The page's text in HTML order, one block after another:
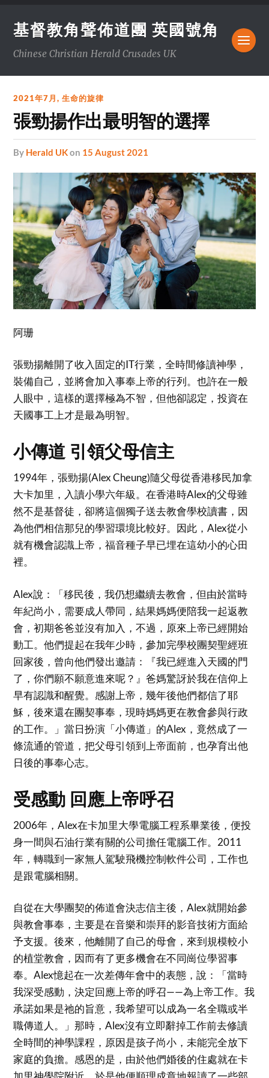
基督教角聲佈道團 英國號角
Chinese Christian Herald Crusades UK
2021年7月,生命的旋律
張勁揚作出最明智的選擇
by Herald UKon 15 August 2021
阿珊
張勁揚離開了收入固定的IT行業，全時間修讀神學，
裝備自己，並將會加入事奉上帝的行列。也許在一般
人眼中，這樣的選擇極為不智，但他卻認定，投資在
天國事工上才是最為明智。
小傳道 引領父母信主
1994年，張勁揚(Alex Cheung)隨父母從香港移民加拿
大卡加里，入讀小學六年級。在香港時Alex的父母雖
然不是基督徒，卻將這個獨子送去教會學校讀書，因
為他們相信那兒的學習環境比較好。因此，Alex從小
就有機會認識上帝，福音種子早已埋在這幼小的心田
裡。
Alex說：「移民後，我仍想繼續去教會，但由於當時
年紀尚小，需要成人帶同，結果媽媽便陪我一起返教
會，初期爸爸並沒有加入，不過，原來上帝已經開始
動工。他們提起在我年少時，參加完學校團契聖經班
回家後，曾向他們發出邀請：『我已經進入天國的門
了，你們願不願意進來呢？』爸媽驚訝於我在信仰上
早有認識和醒覺。感謝上帝，幾年後他們都信了耶
穌，後來還在團契事奉，現時媽媽更在教會參與行政
的工作。」當日扮演「小傳道」的Alex，竟然成了一
條流通的管道，把父母引領到上帝面前，也孕育出他
日後的事奉心志。
受感動 回應上帝呼召
2006年，Alex在卡加里大學電腦工程系畢業後，便投
身一間與石油行業有關的公司擔任電腦工作。2011
年，轉職到一家無人駕駛飛機控制軟件公司，工作也
是跟電腦相關。
自從在大學團契的佈道會決志信主後，Alex就開始參
與教會事奉，主要是在音樂和崇拜的影音技術方面給
予支援。後來，他離開了自己的母會，來到規模較小
的植堂教會，因而有了更多機會在不同崗位學習事
奉。Alex憶起在一次差傳年會中的表態，說：「當時
我深受感動，決定回應上帝的呼召——為上帝工作。我
承諾如果是祂的旨意，我希望可以成為一名全職或半
職傳道人。」那時，Alex沒有立即辭掉工作前去修讀
全時間的神學課程，原因是孩子尚小，未能完全放下
家庭的負擔。感恩的是，由於他們婚後的住處就在卡